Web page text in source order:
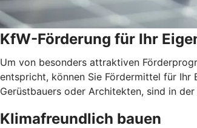
KfW-Förderung für Ihr
Um von besonders attraktiven
entspricht, können Sie Fördermittel für Ihr
Gerüstbauers oder Architekten, sind in
Klimafreundlich bauen